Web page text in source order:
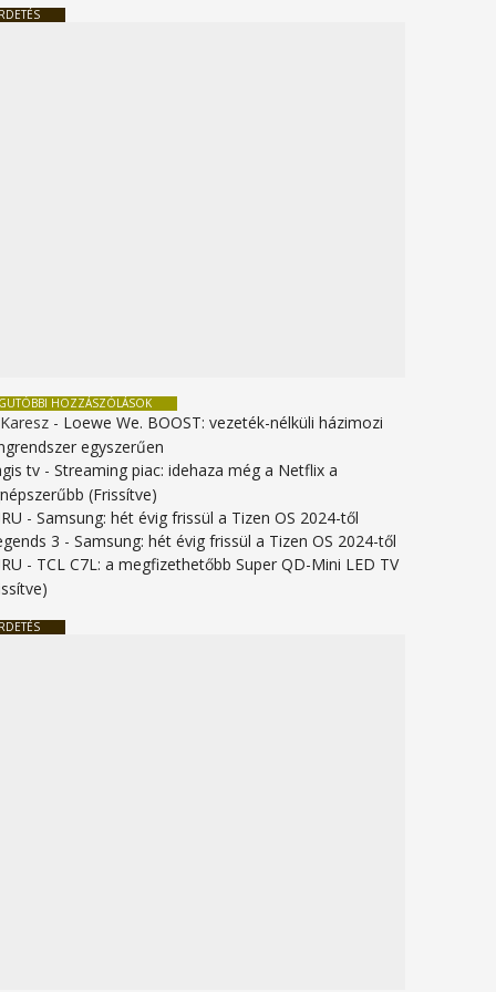
HOZZÁSZÓLÁSOK
- Loewe We. BOOST: vezeték-nélküli házimozi
egyszerűen
tv -Streaming piac: idehaza még a Netflix a
(Frissítve)
-Samsung: hét évig frissül a Tizen OS 2024-től
3 -Samsung: hét évig frissül a Tizen OS 2024-től
- TCL C7L: a megfizethetőbb Super QD-Mini LED TV